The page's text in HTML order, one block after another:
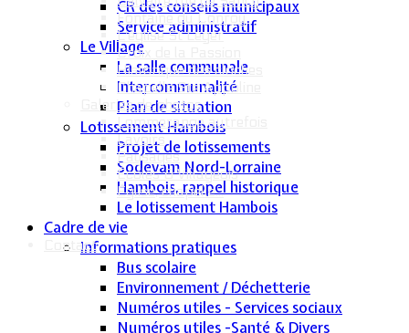
Fontaine du Conroy
L'église St Léger
Croix de la Passion
Historique des cloches
Chapelle Ste Appoline
Galeries de photos
Lommerange autrefois
Lavoirs
Paysages
Écoles & Villageois
Église, chapelle...
Contact
CR des conseils municipaux
Service administratif
Le Village
La salle communale
Intercommunalité
Plan de situation
Lotissement Hambois
Projet de lotissements
Sodevam Nord-Lorraine
Hambois, rappel historique
Le lotissement Hambois
Cadre de vie
Informations pratiques
Bus scolaire
Environnement / Déchetterie
Numéros utiles - Services sociaux
Numéros utiles -Santé & Divers